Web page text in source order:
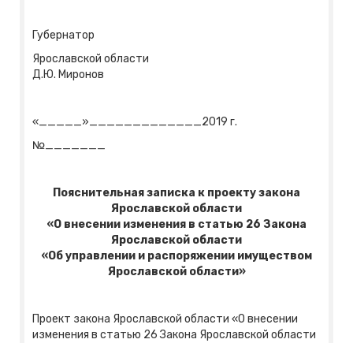
Губернатор
Ярославской области
Д.Ю. Миронов
«_____»_____________2019 г.
№_______
Пояснительная записка к проекту закона
Ярославской области
«О внесении изменения в статью 26 Закона
Ярославской области
«Об управлении и распоряжении имуществом
Ярославской области»
Проект закона Ярославской области «О внесении
изменения в статью 26 Закона Ярославской области